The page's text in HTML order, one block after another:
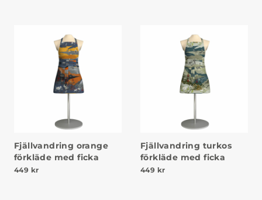
Fjällvandring orange
förkläde med ficka
449 kr
Fjällvandring turkos
förkläde med ficka
449 kr